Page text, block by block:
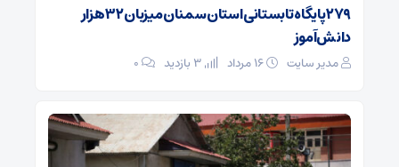
۲۷۹ پایگاه تابستانی استان سمنان میزبان ۳۲ هزار
دانش‌آموز
مدیر سایت ۰